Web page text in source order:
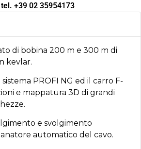
tel. +39 02 35954173
di bobina 200 m e 300 m di
kevlar.
PROFI NG ed il carro F-
e mappatura 3D di grandi
e svolgimento
automatico del cavo.